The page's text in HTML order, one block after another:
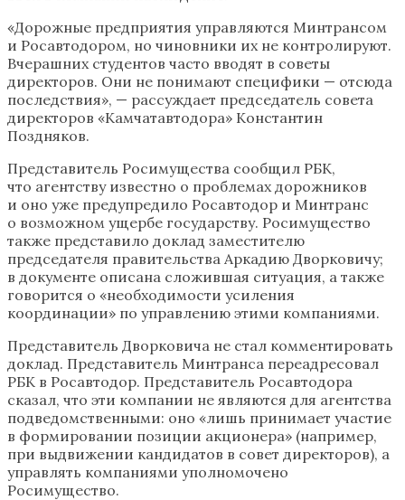
«Дорожные предприятия управляются Минтрансом
и Росавтодором, но чиновники их не контролируют.
Вчерашних студентов часто вводят в советы
директоров. Они не понимают специфики — отсюда
последствия», — рассуждает председатель совета
директоров «Камчатавтодора» Константин
Поздняков.​
Представитель Росимущества сообщил РБК,
что агентству известно о проблемах дорожников
и оно уже предупредило Росавтодор и Минтранс
о возможном ущербе государству. Росимущество
также представило доклад заместителю
председателя правительства Аркадию Дворковичу;
в документе описана сложившая ситуация, а также
говорится о «необходимости усиления
координации» по управлению этими компаниями.
Представитель Дворковича не стал комментировать
доклад. Представитель Минтранса переадресовал
РБК в Росавтодор. Представитель Росавтодора
сказал, что эти компании не являются для агентства
подведомственными: оно «лишь принимает участие
в формировании позиции акционера» (например,
при выдвижении кандидатов в совет директоров), а ​
управлять компаниями уполномочено
Росимущество.